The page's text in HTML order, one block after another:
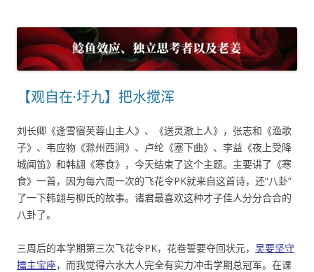
【观自在·圩九】把水搅浑
刘长卿《逢雪宿芙蓉山主人》、《送灵澈上人》，张志和《渔歌
子》、韦应物《滁州西涧》、卢纶《塞下曲》、李益《夜上受降
城闻笛》和韩翃《寒食》，今天结束了这个主题。主要讲了《寒
食》一首，因为每六周一次的飞花令PK就来自这首诗，还“八卦”
了一下韩翃与柳氏的故事。诸君最喜欢这种才子佳人分分合合的
八卦了。
三周后的本学期第三次飞花令PK，花卷誓要夺回状元， 吴要坚守
擂主宝座，而我觉得六水大人完全有实力冲击学期总冠军。在课